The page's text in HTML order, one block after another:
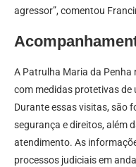
agressor”, comentou
A Patrulha Maria da Penha
com medidas protetivas de
Durante essas visitas, são
segurança e direitos, além
atendimento. As
processos judiciais em